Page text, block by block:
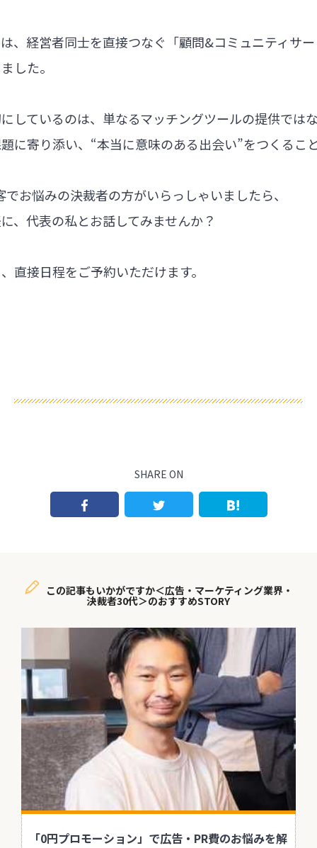
、経営者同士を直接つなぐ「顧問&コミュニティサ
した。
しているのは、単なるマッチングツールの提供では
に寄り添い、“本当に意味のある出会い”をつくるこ
お悩みの決裁者の方がいらっしゃいましたら、
、代表の私とお話してみませんか？
直接日程をご予約いただけます。
SHARE ON
この記事もいかがですか＜広告・マーケティング業界・
決裁者30代＞のおすすめSTORY
「0円プロモーション」で広告・PR費のお悩みを解